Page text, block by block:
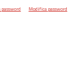
password Modifica password